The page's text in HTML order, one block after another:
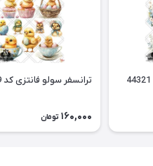
ترانسفر سولو فانتزی کد 44319
160,000 تومان